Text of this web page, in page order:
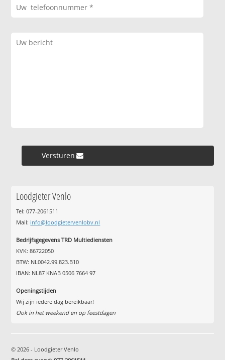
Versturen »
Loodgieter Venlo
Tel: 077-2061511
Mail: info@loodgietervenlobv.nl
Bedrijfsgegevens TRD Multiediensten
KVK: 86722050
BTW: NL0042.99.823.B10
IBAN: NL87 KNAB 0506 7664 97
Openingstijden
Wij zijn iedere dag bereikbaar!
Ook in het weekend en op feestdagen
© 2026 - Loodgieter Venlo